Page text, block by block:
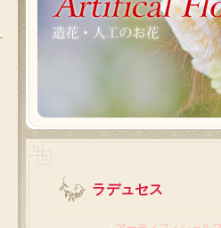
ラデュセス